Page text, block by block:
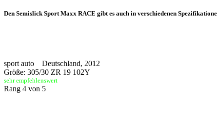
Den Semislick Sport Maxx RACE gibt es auch in verschiedenen
sport auto Deutschland, 2012
Größe: 305/30 ZR 19 102Y
sehr empfehlenswert
Rang 4 von 5